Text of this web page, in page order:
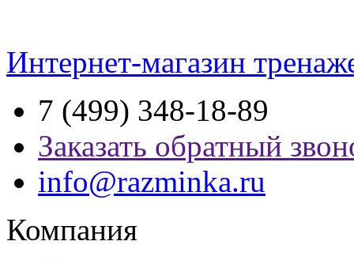
Интернет-магазин
7 (499) 348-18-89
Заказать обратный
info@razminka.ru
Компания